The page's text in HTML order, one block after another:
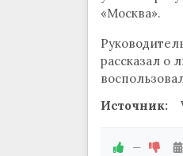
«Москва».
рассказал о
Источник:
—